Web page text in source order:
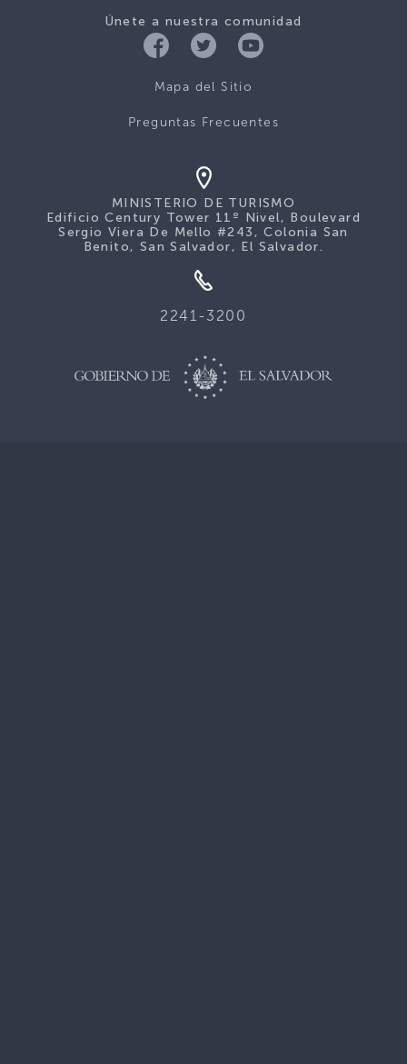
Únete a nuestra comunidad
Mapa del Sitio
Preguntas Frecuentes
MINISTERIO DE TURISMO
Edificio Century Tower 11º Nivel, Boulevard
Sergio Viera De Mello #243, Colonia San
Benito, San Salvador, El Salvador.
2241-3200